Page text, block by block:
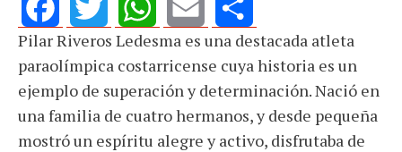
FacebookTwitterWhatsApp
Email Share
Pilar Riveros Ledesma es una destacada atleta
paraolímpica costarricense cuya historia es un
ejemplo de superación y determinación. Nació en
una familia de cuatro hermanos, y desde pequeña
mostró un espíritu alegre y activo, disfrutaba de